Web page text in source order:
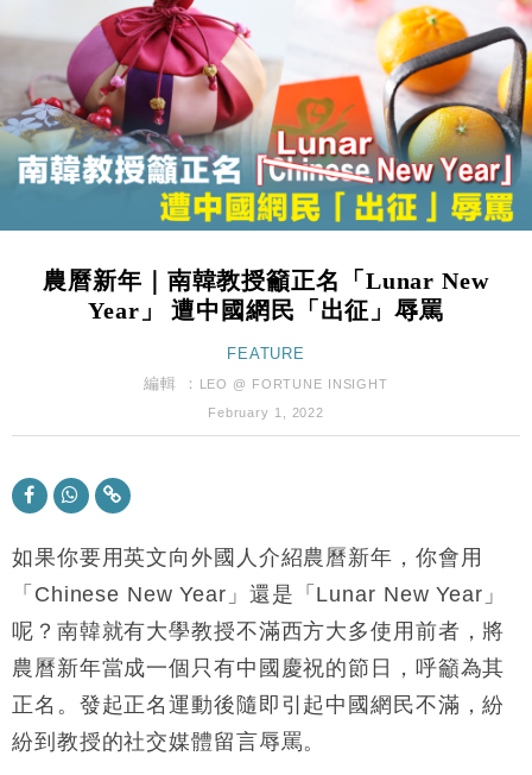
財經｜恒隆10月換帥 玩具「反」斗城亞洲CEO蔡德
粦接任
15:11
財經｜韓股反覆波動收跌 連挫7周創逾3年最長跌勢
13:44
財經｜內地7月美元計價出口增近24%勝預期 貿易順
差達1125億美元
12:44
財經｜日本春季三度入市撐日圓 4月單日斥6.28萬億
11:12
國際｜特朗普料美伊戰事快結束 承認部分彈藥庫存緊
張
財經｜SA售股自救後再出手 斥4億美元押注未上市公
財經｜華僑銀行上半年淨利創新高 中期息增15%至
47仙
17:33
及消費表現
損失近6900萬元
16:05
財經｜日經失守6.5萬點後回穩 全周仍升近2%
15:47
粦接任
15:11
財經｜韓股反覆波動收跌 連挫7周創逾3年最長跌勢
農曆新年｜南韓教授籲正名「Lunar New
Year」 遭中國網民「出征」辱罵
FEATURE
編輯 ：
LEO @ FORTUNE INSIGHT
February 1, 2022
如果你要用英文向外國人介紹農曆新年，你會用
「Chinese New Year」還是「Lunar New Year」
呢？南韓就有大學教授不滿西方大多使用前者，將
農曆新年當成一個只有中國慶祝的節日，呼籲為其
正名。發起正名運動後隨即引起中國網民不滿，紛
紛到教授的社交媒體留言辱罵。